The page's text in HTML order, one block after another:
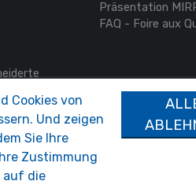
Präsentation
FAQ - Foire aux
Kontaktieren Sie
Cookies von
Und zeigen
Sie Ihre
Zustimmung
auf die